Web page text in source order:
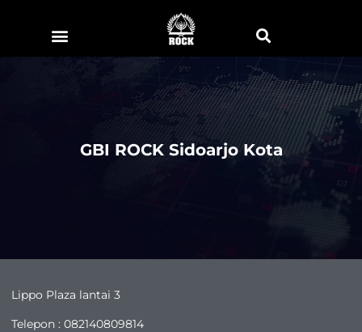
GBI ROCK Sidoarjo Kota
Lippo Plaza lantai 3
Telepon : 082140809814